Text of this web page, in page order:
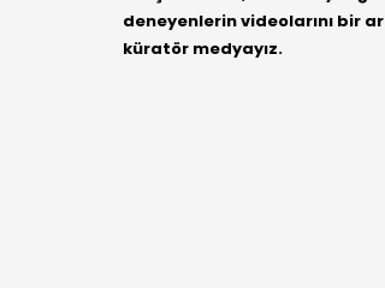
deneyenlerin videolarını bir
küratör medyayız.